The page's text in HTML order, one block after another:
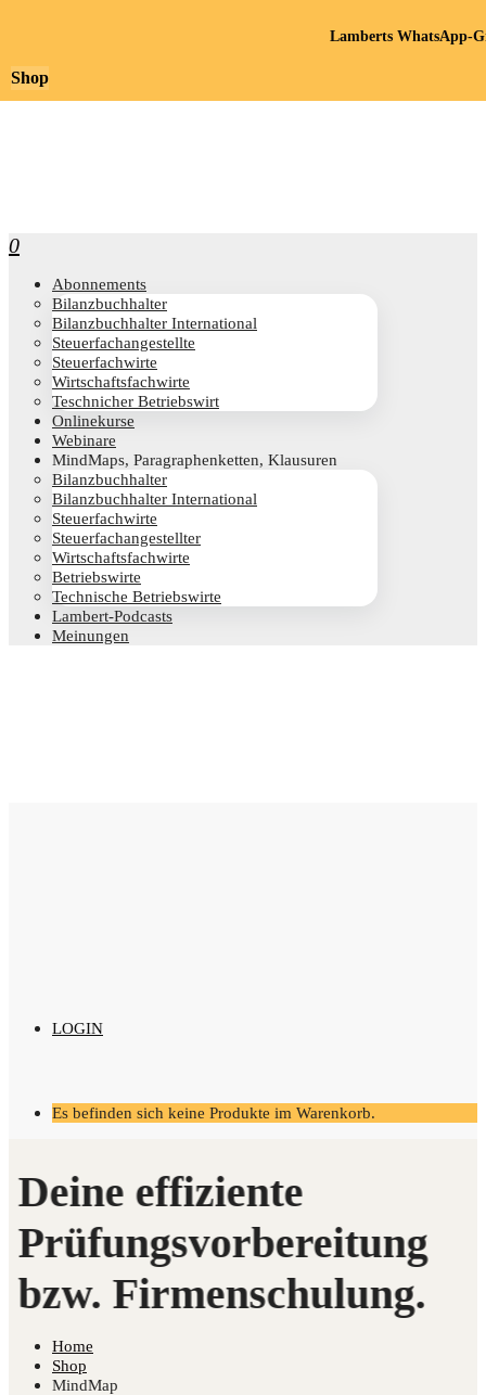
0
Abon­ne­ments
Bilanz­buch­hal­ter
Bilanz­buch­hal­ter International
Steu­er­fach­an­ge­stell­te
Steu­er­fach­wir­te
Wirt­schafts­fach­wir­te
Teschni­cher Betriebswirt
Online­kur­se
Web­i­na­re
Mind­Maps, Para­gra­phen­ket­ten, Klausuren
Bilanz­buch­hal­ter
Bilanz­buch­hal­ter International
Steu­er­fach­wir­te
Steu­er­fach­an­ge­stell­ter
Wirt­schafts­fach­wir­te
Betriebs­wir­te
Tech­ni­sche Betriebswirte
Lam­­bert-Pod­­casts
Mei­nun­gen
LOGIN
Es befinden sich keine Produkte im Warenkorb.
Home
Shop
MindMap
Shop
Lamberts WhatsApp-